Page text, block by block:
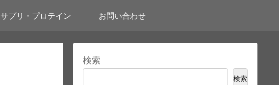
サプリ・プロテイン お問い合わせ
検索
検索